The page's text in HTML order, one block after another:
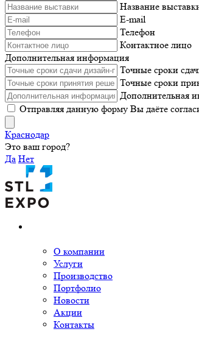
Название
E-mail
Телефон
Контактное лицо
Дополнительная информация
Точные сроки
Точные сроки
Дополнительная
Отправляя данную форму Вы даёте
Краснодар
Это ваш город?
Да Нет
О компании
Услуги
Производство
Портфолио
Новости
Акции
Контакты